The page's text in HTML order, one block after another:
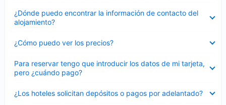
¿Dónde puedo encontrar la información de contacto del
alojamiento?
cerrado
¿Cómo puedo ver los precios?
cerrado
Para reservar tengo que introducir los datos de mi tarjeta,
pero ¿cuándo pago?
cerrado
¿Los hoteles solicitan depósitos o pagos por adelantado?
cerrado